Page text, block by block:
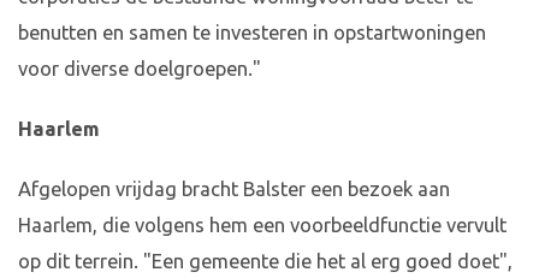
benutten en samen te investeren in opstartwoningen
voor diverse doelgroepen."
Haarlem
Afgelopen vrijdag bracht Balster een bezoek aan
Haarlem, die volgens hem een voorbeeldfunctie vervult
op dit terrein. "Een gemeente die het al erg goed doet",